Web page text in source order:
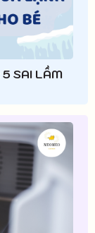
5 SAI LẦM